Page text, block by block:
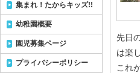
先日
は楽
これ
集まれ！たからキッズ!!
幼稚園概要
園児募集ページ
プライバシーポリシー